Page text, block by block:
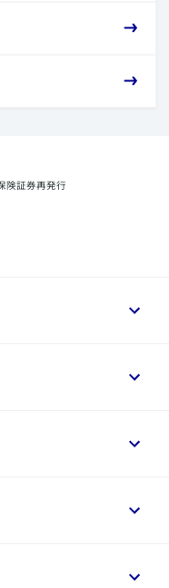
険証券再発行
証明書について